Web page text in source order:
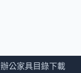
辦公家具目錄下載